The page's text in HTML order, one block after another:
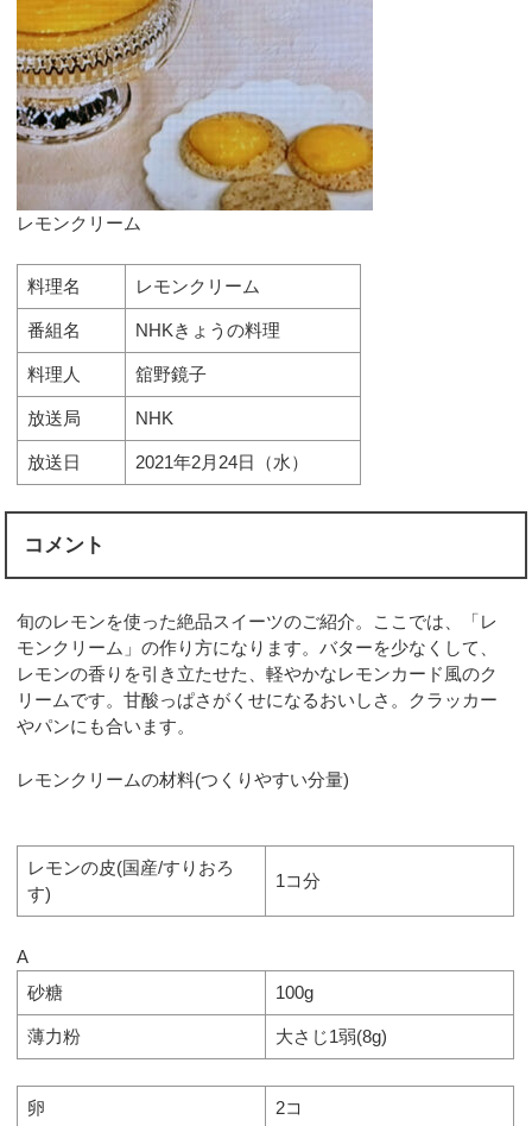
レモンクリーム
料理名 レモンクリーム
番組名 NHKきょうの料理
料理人 舘野鏡子
放送局 NHK
放送日 2021年2月24日（水）
コメント
旬のレモンを使った絶品スイーツのご紹介。ここでは、「レ
モンクリーム」の作り方になります。バターを少なくして、
レモンの香りを引き立たせた、軽やかなレモンカード風のク
リームです。甘酸っぱさがくせになるおいしさ。クラッカー
やパンにも合います。
レモンクリームの材料(つくりやすい分量)
レモンの皮(国産/すりおろ
す)
1コ分
A
砂糖
100g
薄力粉 大さじ1弱(8g)
卵 2コ